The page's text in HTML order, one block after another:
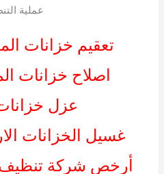
عملية
تعقيم خزانات
اصلاح خزانات
عزل
غسيل الخزانات
أرخص شركة